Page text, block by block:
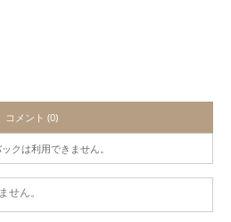
コメント (0)
クは利用できません。
せん。